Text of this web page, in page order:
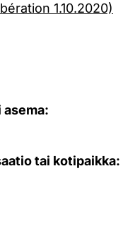
1.10.2020)
tai kotipaikka: